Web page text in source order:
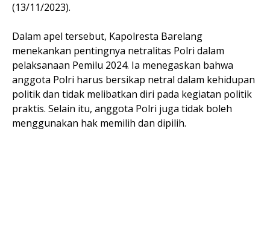
(13/11/2023).
Dalam apel tersebut, Kapolresta Barelang
menekankan pentingnya netralitas Polri dalam
pelaksanaan Pemilu 2024. Ia menegaskan bahwa
anggota Polri harus bersikap netral dalam kehidupan
politik dan tidak melibatkan diri pada kegiatan politik
praktis. Selain itu, anggota Polri juga tidak boleh
menggunakan hak memilih dan dipilih.